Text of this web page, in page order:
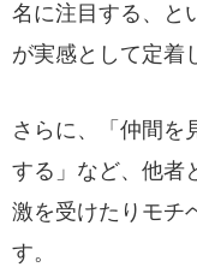
名に注目する、と
が実感として定着
さらに、「仲間を
する」など、他者
激を受けたりモチ
す。